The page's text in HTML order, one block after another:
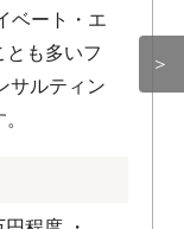
ベート・エ
とも多いフ
サルティン
＞